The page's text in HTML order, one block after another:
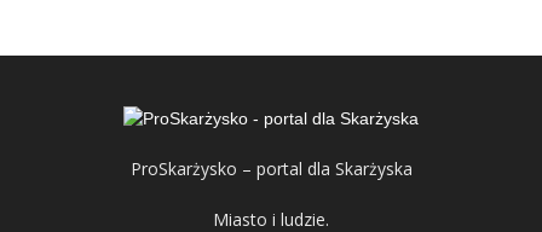
ProSkarżysko – portal dla Skarżyska
Miasto i ludzie.